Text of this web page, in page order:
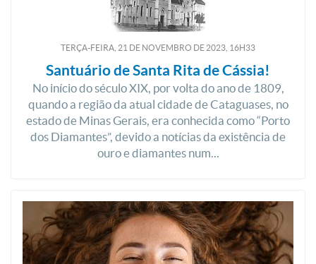
TERÇA-FEIRA, 21 DE NOVEMBRO DE 2023, 16H33
Santuário de Santa Rita de Cássia!
No início do século XIX, por volta do ano de 1809,
quando a região da atual cidade de Cataguases, no
estado de Minas Gerais, era conhecida como “Porto
dos Diamantes”, devido a notícias da existência de
ouro e diamantes num...